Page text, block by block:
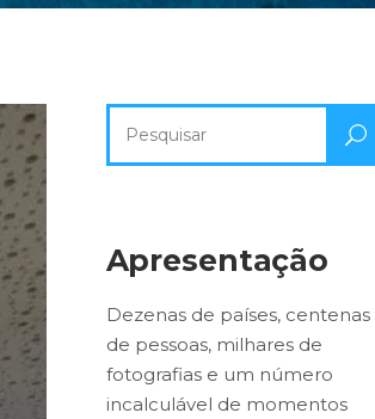
por:
Apresentação
Dezenas de países, centenas
de pessoas, milhares de
fotografias e um número
incalculável de momentos